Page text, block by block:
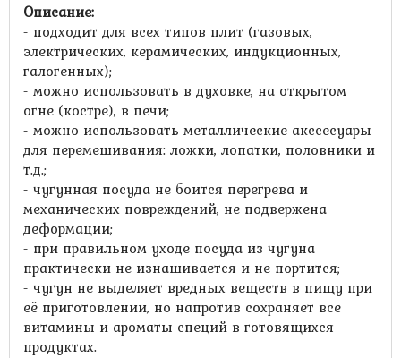
Описание:
- подходит для всех типов плит (газовых,
электрических, керамических, индукционных,
галогенных);
- можно использовать в духовке, на открытом
огне (костре), в печи;
- можно использовать металлические акссесуары
для перемешивания: ложки, лопатки, половники и
т.д.;
- чугунная посуда не боится перегрева и
механических повреждений, не подвержена
деформации;
- при правильном уходе посуда из чугуна
практически не изнашивается и не портится;
- чугун не выделяет вредных веществ в пищу при
её приготовлении, но напротив сохраняет все
витамины и ароматы специй в готовящихся
продуктах.